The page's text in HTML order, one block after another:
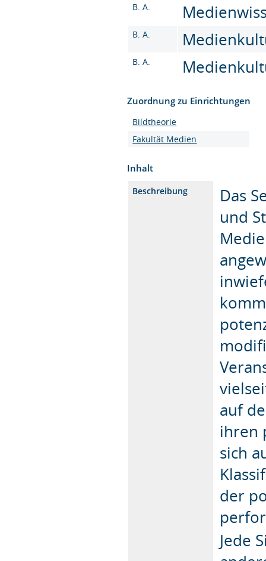
B. A.
B. A.
B. A.
Zuordnung zu Einrichtungen
Bildtheorie
Fakultät Medien
Inhalt
Beschreibung
Das
und
auf
ihren
sich
der
Jede